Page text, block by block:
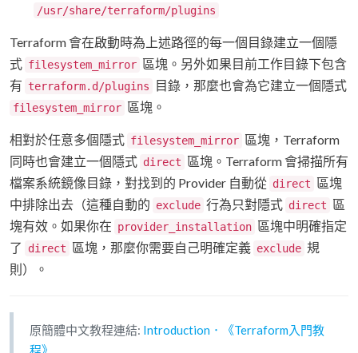
/usr/share/terraform/plugins
Terraform 會在啟動時為上述路徑的每一個目錄建立一個隱
式 filesystem_mirror 區塊。另外如果目前工作目錄下包含
有 terraform.d/plugins 目錄，那麼也會為它建立一個隱式
filesystem_mirror 區塊。
相對於任意多個隱式 filesystem_mirror 區塊，Terraform
同時也會建立一個隱式 direct 區塊。Terraform 會掃描所有
檔案系統鏡像目錄，對找到的 Provider 自動從 direct 區塊
中排除出去（這種自動的 exclude 行為只對隱式 direct 區
塊有效。如果你在 provider_installation 區塊中明確指定
了
direct 區塊，那麼你需要自己明確定義 exclude 規
則）。
原簡體中文教程連結: Introduction．《Terraform入門教